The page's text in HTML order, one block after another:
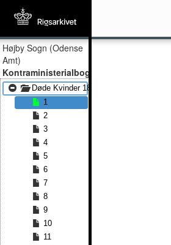
Højby Sogn (Odense
Amt)
Kontraministerialbog
Døde Kvinder 1814 - Døde Kvinder 1846
1
2
3
4
5
6
7
8
9
10
11